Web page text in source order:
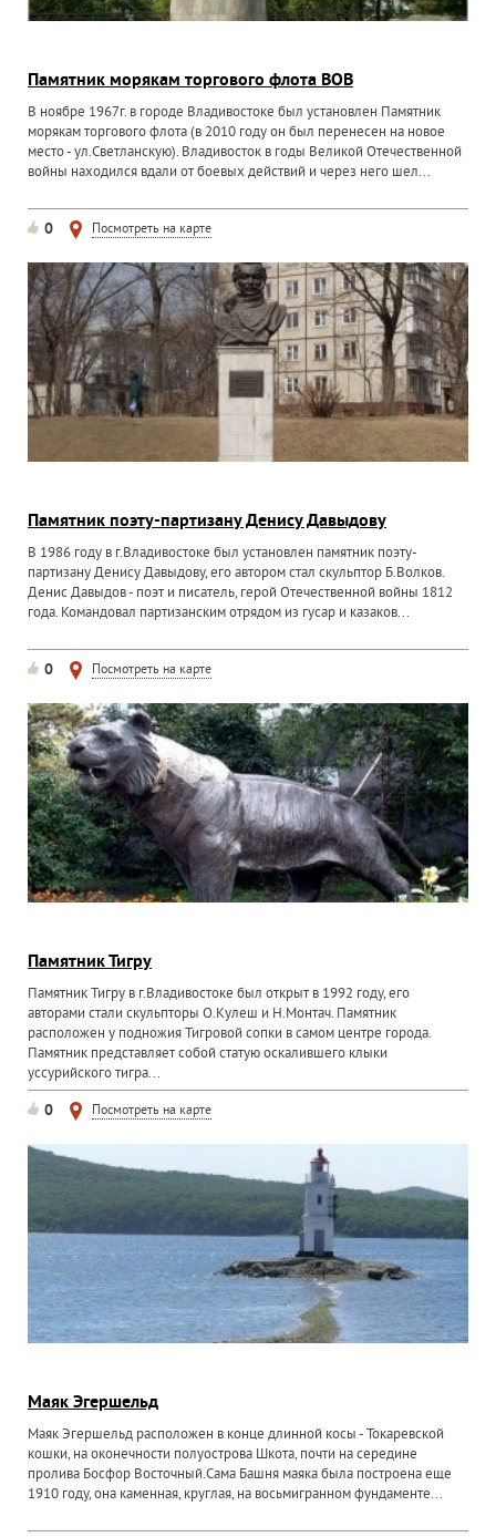
Памятник морякам торгового флота ВОВ
В ноябре 1967г. в городе Владивостоке был установлен Памятник
морякам торгового флота (в 2010 году он был перенесен на новое
место - ул.Светланскую). Владивосток в годы Великой Отечественной
войны находился вдали от боевых действий и через него шел...
0 Посмотреть на карте
Памятник поэту-партизану Денису Давыдову
В 1986 году в г.Владивостоке был установлен памятник поэту-
партизану Денису Давыдову, его автором стал скульптор Б.Волков.
Денис Давыдов - поэт и писатель, герой Отечественной войны 1812
года. Командовал партизанским отрядом из гусар и казаков...
0 Посмотреть на карте
Памятник Тигру
Памятник Тигру в г.Владивостоке был открыт в 1992 году, его
авторами стали скульпторы О.Кулеш и Н.Монтач. Памятник
расположен у подножия Тигровой сопки в самом центре города.
Памятник представляет собой статую оскалившего клыки
уссурийского тигра...
0 Посмотреть на карте
Маяк Эгершельд
Маяк Эгершельд расположен в конце длинной косы - Токаревской
кошки, на оконечности полуострова Шкота, почти на середине
пролива Босфор Восточный.Сама Башня маяка была построена еще
1910 году, она каменная, круглая, на восьмигранном фундаменте...